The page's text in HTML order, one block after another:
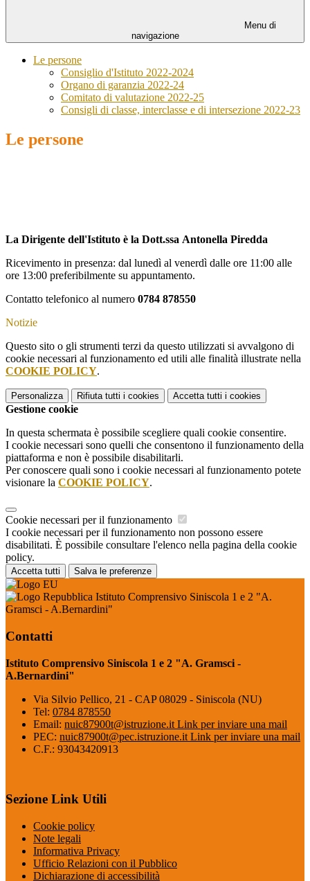
Menu di
navigazione
Le persone
Consiglio d'Istituto 2022-2024
Organo di garanzia 2022-24
Comitato di valutazione 2022-25
Consigli di classe, interclasse e di intersezione 2022-23
Le persone
La Dirigente dell'Istituto è la Dott.ssa Antonella Piredda
Ricevimento in presenza: dal lunedì al venerdì dalle ore 11:00 alle
ore 13:00 preferibilmente su appuntamento.
Contatto telefonico al numero 0784 878550
Notizie
Questo sito o gli strumenti terzi da questo utilizzati si avvalgono di
cookie necessari al funzionamento ed utili alle finalità illustrate nella
COOKIE POLICY.
Personalizza Rifiuta tutti i cookies Accetta tutti i cookies
Gestione cookie
In questa schermata è possibile scegliere quali cookie consentire.
I cookie necessari sono quelli che consentono il funzionamento della
piattaforma e non è possibile disabilitarli.
Per conoscere quali sono i cookie necessari al funzionamento potete
visionare la COOKIE POLICY.
Cookie necessari per il funzionamento
I cookie necessari per il funzionamento non possono essere
disabilitati. È possibile consultare l'elenco nella pagina della cookie
policy.
Accetta tutti Salva le preferenze
Istituto Comprensivo Siniscola 1 e 2 "A.
Gramsci - A.Bernardini"
Contatti
Istituto Comprensivo Siniscola 1 e 2 "A. Gramsci -
A.Bernardini"
Via Silvio Pellico, 21 - CAP 08029 - Siniscola (NU)
Tel: 0784 878550
Email: nuic87900t@istruzione.it Link per inviare una mail
PEC: nuic87900t@pec.istruzione.it Link per inviare una mail
C.F.: 93043420913
Sezione Link Utili
Cookie policy
Note legali
Informativa Privacy
Ufficio Relazioni con il Pubblico
Dichiarazione di accessibilità